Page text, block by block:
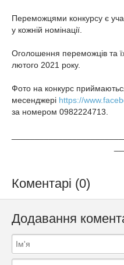
Переможцями конкурсу є
у кожній номінації.
Оголошення переможців та
лютого 2021 року.
Фото на конкурс
месенджері https://
за номером 0982224713.
Коментарі (0)
Додавання